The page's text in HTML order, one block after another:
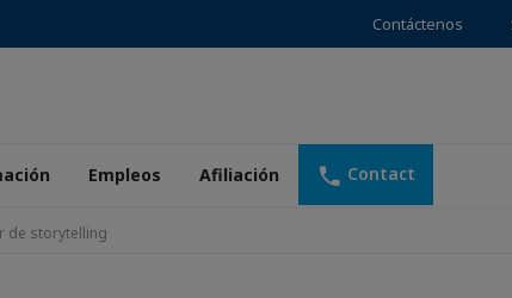
Contáctenos
Empleos Afiliación Contact
de storytelling